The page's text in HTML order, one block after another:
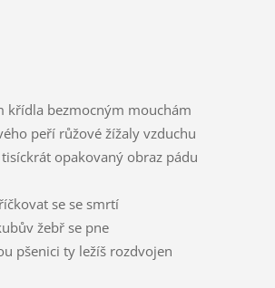
křídla bezmocným mouchám
peří růžové žížaly vzduchu
opakovaný obraz pádu
se se smrtí
žebř se pne
pšenici ty ležíš rozdvojen